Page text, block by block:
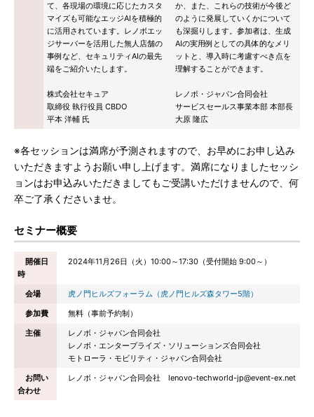
て、各現場の環境に応じたカスタ
マイズも可能なエッジAIを積極的
に活用されています。レノボエッ
ジサーバーを活用した無人店舗の
事例など、セキュリティAIの最先
端をご紹介いたします。
株式会社セキュア
取締役 執行役員 CBDO
平本 洋輔 氏
か、また、これらの技術が今後ど
のように発展していくかについて
も深掘りします。参加者は、生成
AIの実用例としての具体的なメリ
ットと、導入時に考慮すべき点を
理解することができます。
レノボ・ジャパン合同会社
サービスセールス事業本部 本部長
大原 隆広
※各セッションは満席が予測されますので、お早めにお申し込み
いただきますようお願い申し上げます。満席になりましたセッシ
ョンはお申込みいただきましてもご受講いただけませんので、何
卒ご了承くださいませ。
セミナー概要
開催日
時
2024年11月26日（火）10:00～17:30（受付開始 9:00～）
会場
虎ノ門ヒルズフォーラム（虎ノ門ヒルズ森タワー5階）
参加費
無料（事前予約制）
主催
レノボ・ジャパン合同会社
レノボ・エンタープライズ・ソリューションズ合同会社
モトローラ・モビリティ・ジャパン合同会社
お問い
合わせ
レノボ・ジャパン合同会社 lenovo-techworld-jp@event-ex.net